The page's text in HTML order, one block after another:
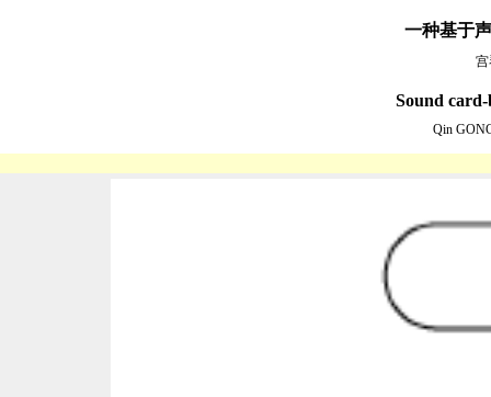
一种基于
宫
Sound card-
Qin